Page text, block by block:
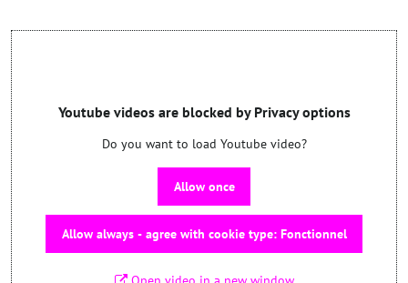
Youtube videos are blocked by Privacy options
Do you want to load Youtube video?
Allow once
Allow always - agree with cookie type: Fonctionnel